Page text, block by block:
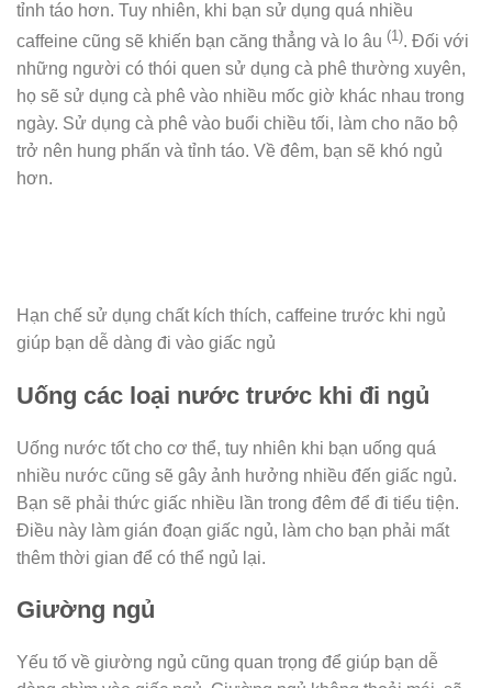
tỉnh táo hơn. Tuy nhiên, khi bạn sử dụng quá nhiều
caffeine cũng sẽ khiến bạn căng thẳng và lo âu (1). Đối với
những người có thói quen sử dụng cà phê thường xuyên,
họ sẽ sử dụng cà phê vào nhiều mốc giờ khác nhau trong
ngày. Sử dụng cà phê vào buổi chiều tối, làm cho não bộ
trở nên hung phấn và tỉnh táo. Về đêm, bạn sẽ khó ngủ
hơn.
Hạn chế sử dụng chất kích thích, caffeine trước khi ngủ
giúp bạn dễ dàng đi vào giấc ngủ
Uống các loại nước trước khi đi ngủ
Uống nước tốt cho cơ thể, tuy nhiên khi bạn uống quá
nhiều nước cũng sẽ gây ảnh hưởng nhiều đến giấc ngủ.
Bạn sẽ phải thức giấc nhiều lần trong đêm để đi tiểu tiện.
Điều này làm gián đoạn giấc ngủ, làm cho bạn phải mất
thêm thời gian để có thể ngủ lại.
Giường ngủ
Yếu tố về giường ngủ cũng quan trọng để giúp bạn dễ